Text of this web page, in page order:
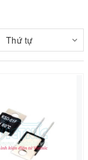
Thứ tự